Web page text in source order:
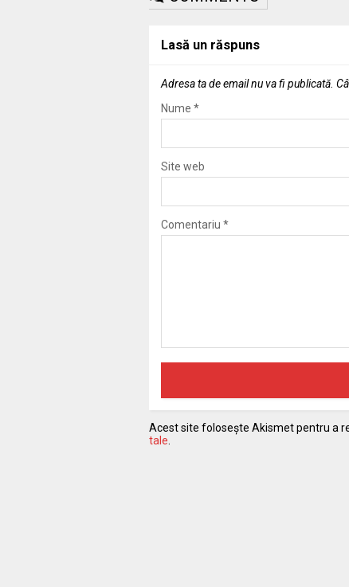
Lasă un răspuns
Adresa ta de email nu va fi publicată.
Nume *
Site web
Comentariu *
Acest site folosește Akismet pentru a
tale.